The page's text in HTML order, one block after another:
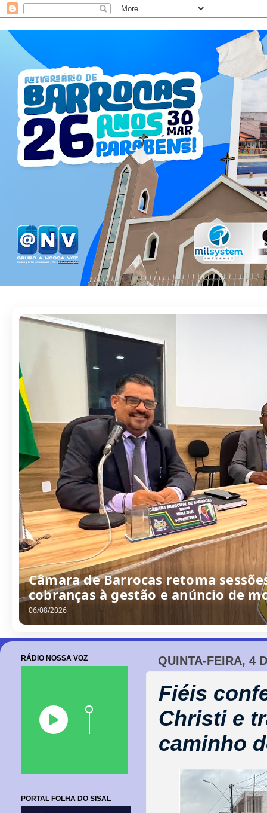
Câmara de Barrocas retoma
cobranças à gestão e anúncio de
06/08/2026
QUINTA-FEIRA, 4
Fiéis
Christi e
caminho
RÁDIO NOSSA VOZ
PORTAL FOLHA DO SISAL